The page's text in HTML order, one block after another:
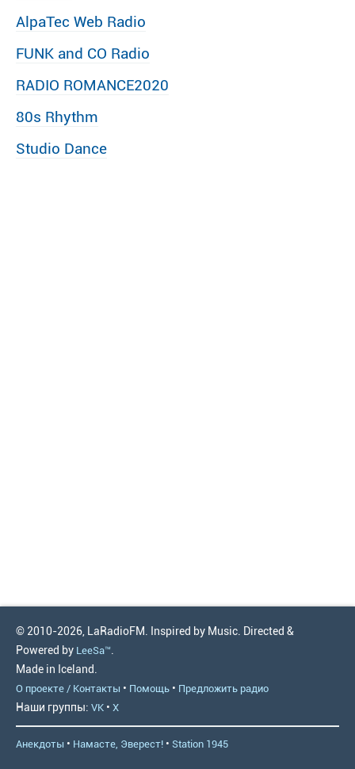
AlpaTec Web Radio
FUNK and CO Radio
RADIO ROMANCE2020
80s Rhythm
Studio Dance
© 2010-2026, LaRadioFM. Inspired by Music. Directed &
Powered by LeeSa™.
Made in Iceland.
О проекте / Контакты • Помощь • Предложить радио
Наши группы: VK • X
Анекдоты • Намасте, Эверест! • Station 1945